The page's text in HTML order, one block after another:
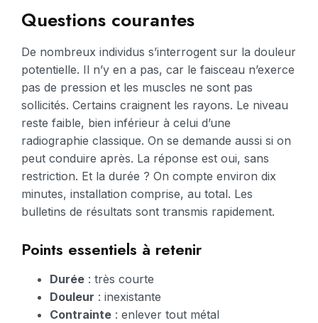
Questions courantes
De nombreux individus s’interrogent sur la douleur
potentielle. Il n’y en a pas, car le faisceau n’exerce
pas de pression et les muscles ne sont pas
sollicités. Certains craignent les rayons. Le niveau
reste faible, bien inférieur à celui d’une
radiographie classique. On se demande aussi si on
peut conduire après. La réponse est oui, sans
restriction. Et la durée ? On compte environ dix
minutes, installation comprise, au total. Les
bulletins de résultats sont transmis rapidement.
Points essentiels à retenir
Durée : très courte
Douleur : inexistante
Contrainte : enlever tout métal